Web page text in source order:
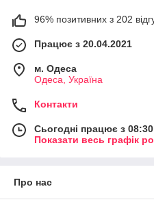
96% позитивних з 202
Працює з 20.04.2021
м. Одеса
Одеса, Україна
Контакти
Сьогодні працює з
Показати весь графік
Про нас